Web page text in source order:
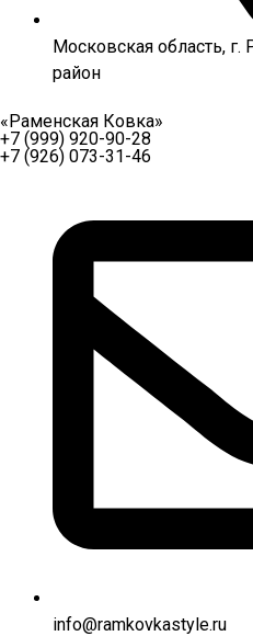
Московская область,
район
«Раменская Ковка»
+7 (999) 920-90-28
+7 (926) 073-31-46
info@ramkovkastyle.ru